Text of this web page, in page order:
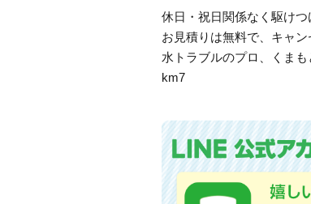
休日・祝日関係なく駆けつ
お見積りは無料で、キャン
水トラブルのプロ、くまも
km7